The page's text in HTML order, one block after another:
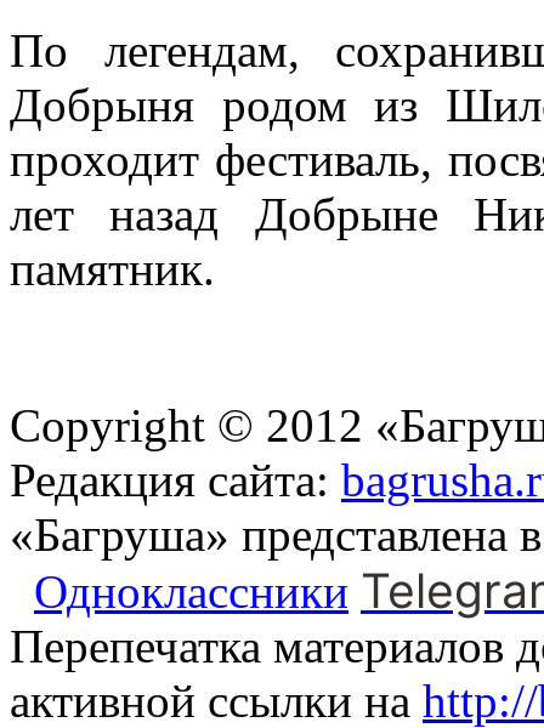
По легендам,
Добрыня родом из
проходит фестиваль,
лет назад Добрыне
памятник.
Copyright © 2012
Редакция сайта:
«Багруша» представлена
Одноклассники
Перепечатка материалов
активной ссылки на http://